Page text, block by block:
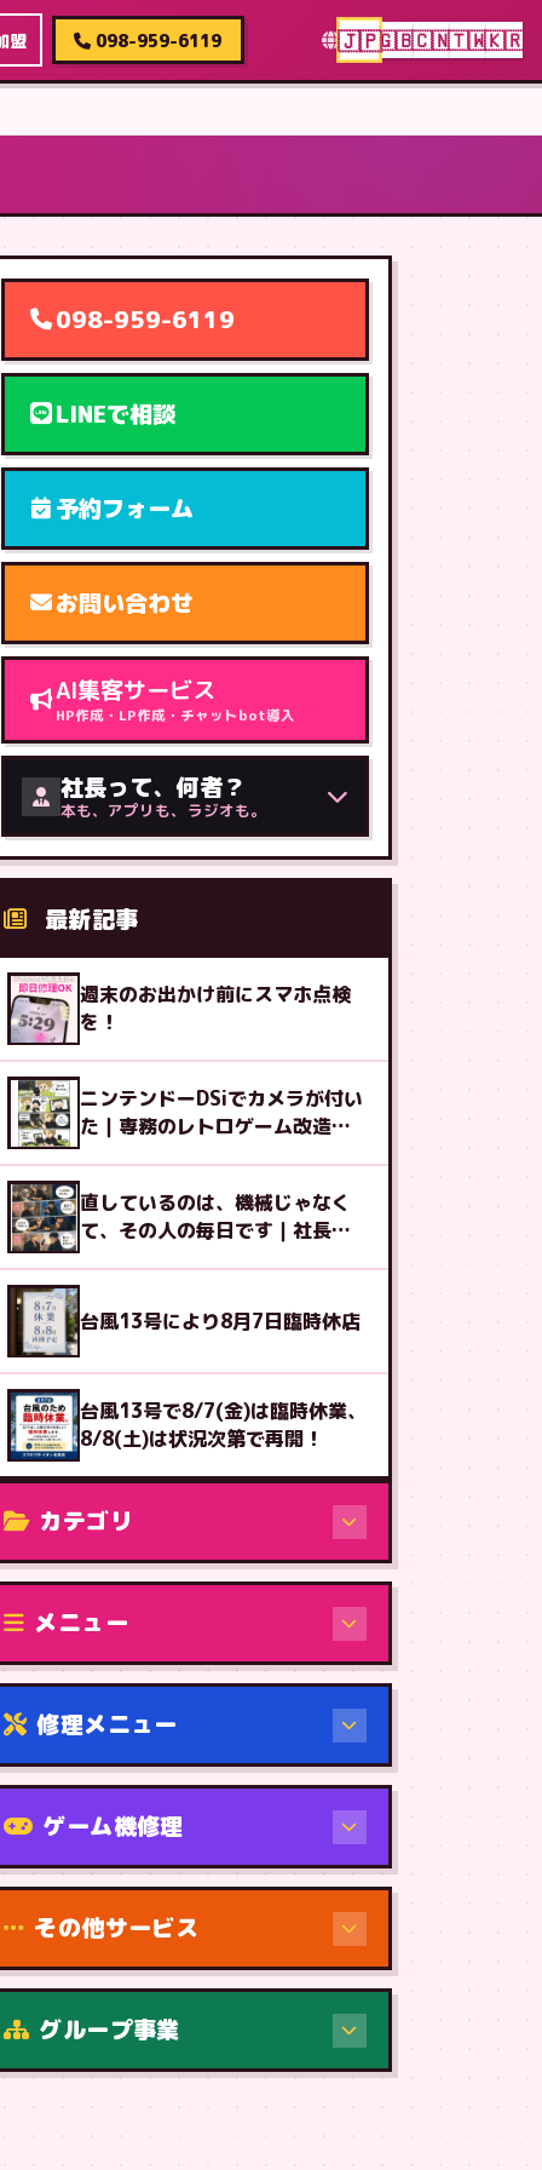
盟 098-959-6119 🇯🇵🇬🇧🇨🇳🇹🇼🇰🇷
098-959-6119
LINEで相談
予約フォーム
お問い合わせ
AI集客サービス
HP作成・LP作成・チャットbot導入
社長って、何者？
本も、アプリも、ラジオも。
最新記事
週末のお出かけ前にスマホ点検
を！
ニンテンドーDSiでカメラが付い
た｜専務のレトロゲーム改造図
直しているのは、機械じゃなく
て、その人の毎日です｜社長ブ
台風13号により8月7日臨時休店
台風13号で8/7(金)は臨時休業、
8/8(土)は状況次第で再開！
カテゴリ
修理（機種から）
メニュー
修理メニュー
機種から
ゲーム機修理
その他サービス
グループ事業